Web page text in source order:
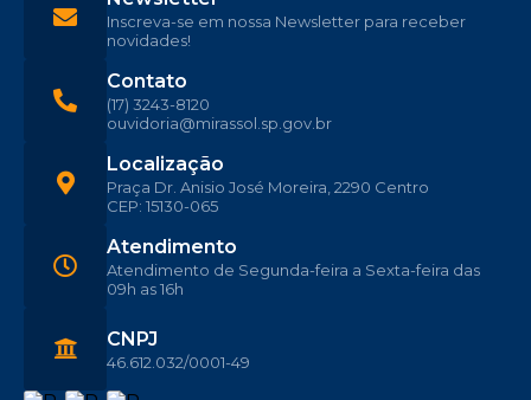
Localização
Praça Dr. Anisio José Moreira, 2290 Centro
CEP: 15130-065
Contato
(17) 3243-8120
ouvidoria@mirassol.sp.gov.br
Atendimento
Atendimento de Segunda-feira a Sexta-feira das
09h as 16h
CNPJ
46.612.032/0001-49
Inscreva-se em nossa Newsletter para receber
novidades!